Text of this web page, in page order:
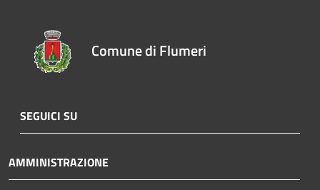
Comune di Flumeri
SEGUICI SU
AMMINISTRAZIONE